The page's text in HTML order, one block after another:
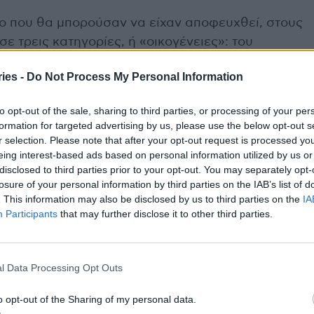
- Do Not Process My Personal Information
opt-out of the sale, sharing to third parties, or processing of your
for targeted advertising by us, please use the below opt-out
selection. Please note that after your opt-out request is processed
interest-based ads based on personal information utilized by us
to third parties prior to your opt-out. You may separately
of your personal information by third parties on the IAB’s list of
This information may also be disclosed by us to third parties on the
Participants that may further disclose it to other third parties.
Data Processing Opt Outs
opt-out of the Sharing of my personal data.
που θα μπορούσαν να είχαν αποφευχθεί, στους
τρεις κατηγορίες, ή «οικογένειες»: του
της μήτρας.
ιδίως με το κάπνισμα και τη μόλυνση της
μόλυνση με το Helicobacter pylori, αυτοί του
θηλωμάτων (HPV).
ανδρών και γυναικών και ανά περιοχή του
να είχαν αποφευχθεί είναι πολύ
στις τάξεις των γυναικών: το 45% των νέων
το 2022, το 30% των νέων κρουσμάτων για